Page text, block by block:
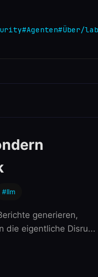
#Agenten#Über/lab
#llm
generieren,
die eigentliche Disru...